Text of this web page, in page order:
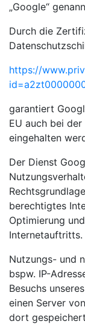
„Google“
Durch die
https://
garantiert
EU auch bei
eingehalten
Der Dienst
berechtigtes
Optimierung
Internetauftritts.
Nutzungs- und
bspw. IP-
Besuchs
einen Server
dort